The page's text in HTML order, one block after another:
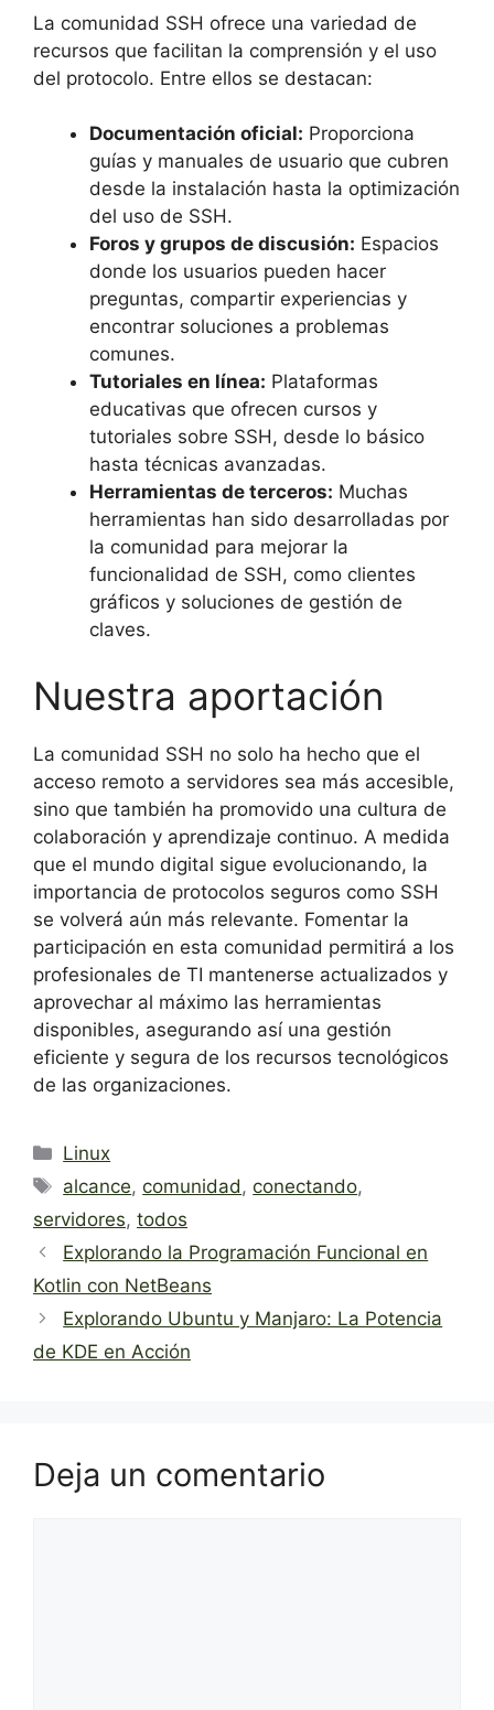
La comunidad SSH ofrece una variedad de
recursos que facilitan la comprensión y el uso
del protocolo. Entre ellos se destacan:
Documentación oficial: Proporciona
guías y manuales de usuario que cubren
desde la instalación hasta la optimización
del uso de SSH.
Foros y grupos de discusión: Espacios
donde los usuarios pueden hacer
preguntas, compartir experiencias y
encontrar soluciones a problemas
comunes.
Tutoriales en línea: Plataformas
educativas que ofrecen cursos y
tutoriales sobre SSH, desde lo básico
hasta técnicas avanzadas.
Herramientas de terceros: Muchas
herramientas han sido desarrolladas por
la comunidad para mejorar la
funcionalidad de SSH, como clientes
gráficos y soluciones de gestión de
claves.
Nuestra aportación
La comunidad SSH no solo ha hecho que el
acceso remoto a servidores sea más accesible,
sino que también ha promovido una cultura de
colaboración y aprendizaje continuo. A medida
que el mundo digital sigue evolucionando, la
importancia de protocolos seguros como SSH
se volverá aún más relevante. Fomentar la
participación en esta comunidad permitirá a los
profesionales de TI mantenerse actualizados y
aprovechar al máximo las herramientas
disponibles, asegurando así una gestión
eficiente y segura de los recursos tecnológicos
de las organizaciones.
Categorías
Linux
Etiquetas
alcance,comunidad ,conectando,
servidores, todos
Explorando la Programación Funcional en
Kotlin con NetBeans
Explorando Ubuntu y Manjaro: La Potencia
de KDE en Acción
Deja un comentario